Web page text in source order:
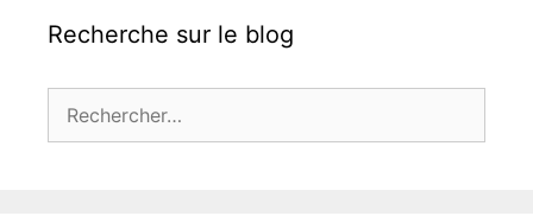
Recherche sur le blog